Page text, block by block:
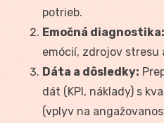
potrieb.
Emočná diagnostika:
emócií, zdrojov
Dáta a dôsledky:
dát (KPI, náklady) s
(vplyv na